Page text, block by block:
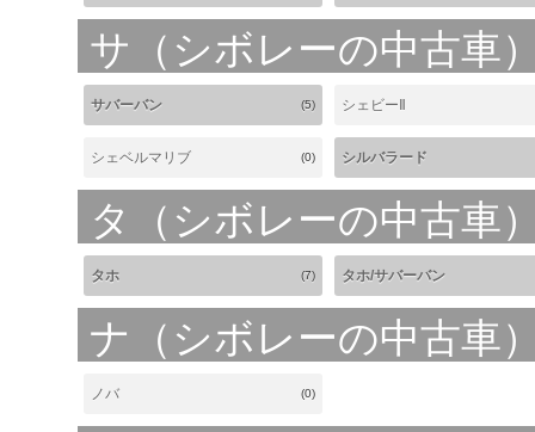
サ（シボレーの中古車
サバーバン (5) シェビーⅡ
シェベルマリブ (0) シルバラード
タ（シボレーの中古車
タホ (7) タホ/サバーバン
ナ（シボレーの中古車
ノバ (0)